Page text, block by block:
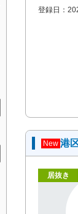
登録日：
New 港
居抜き